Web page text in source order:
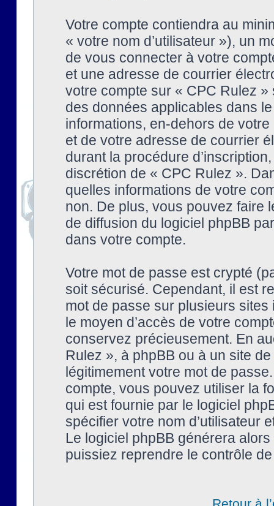
Votre compte contiendra au
« votre nom d’utilisateur »), un
de vous connecter à votre
et une adresse de courrier
votre compte sur « CPC Rulez
des données applicables dans
informations, en-dehors de
et de votre adresse de courrier
durant la procédure
discrétion de « CPC Rulez ».
quelles informations de votre
non. De plus, vous pouvez faire
de diffusion du logiciel phpBB
dans votre compte.
Votre mot de passe est crypté
soit sécurisé. Cependant, il est
mot de passe sur plusieurs
le moyen d’accès de votre
conservez précieusement. En
Rulez », à phpBB ou à un site
légitimement votre mot de
compte, vous pouvez utiliser la
qui est fournie par le logiciel
spécifier votre nom d’utilisateur
Le logiciel phpBB générera
puissiez reprendre le contrôle